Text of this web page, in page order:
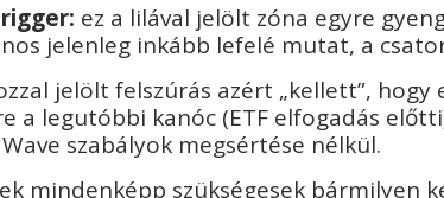
ez a lilával jelölt zóna egyre
jelenleg inkább lefelé mutat, a
jelölt felszúrás azért „kellett”, hogy
a legutóbbi kanóc (ETF elfogadás
szabályok megsértése nélkül.
mindenképp szükségesek bármilyen